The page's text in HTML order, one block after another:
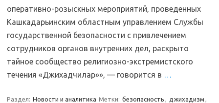
оперативно-розыскных мероприятий, проведенных
Кашкадарьинским областным управлением Службы
государственной безопасности с привлечением
сотрудников органов внутренних дел, раскрыто
тайное сообщество религиозно-экстремистского
течения «Джихадчилар»», — говорится в …
Раздел: Новости и аналитика Метки: безопасность , джихадизм ,